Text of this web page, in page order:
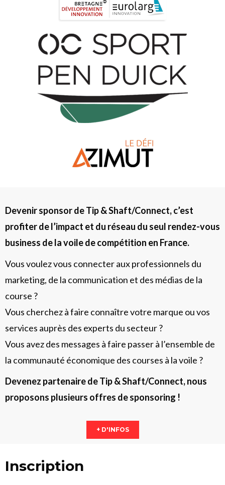
Devenir sponsor de Tip & Shaft/Connect, c’est
profiter de l’impact et du réseau du seul rendez-vous
business de la voile de compétition en France.
Vous voulez vous connecter aux professionnels du
marketing, de la communication et des médias de la
course ?
Vous cherchez à faire connaître votre marque ou vos
services auprès des experts du secteur ?
Vous avez des messages à faire passer à l’ensemble de
la communauté économique des courses à la voile ?
Devenez partenaire de Tip & Shaft/Connect, nous
proposons plusieurs offres de sponsoring !
+ D'INFOS
Inscription